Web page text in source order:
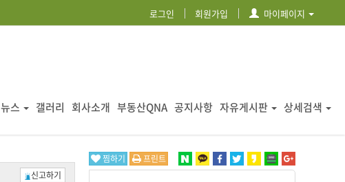
로그인 회원가입 마이페이지
뉴스 갤러리 회사소개 부동산QNA 공지사항 자유게시판 상세검색
신고하기
찜하기 프린트